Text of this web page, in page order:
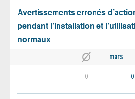
Avertissements erronés
pendant l’installation et
normaux
mars
0 0